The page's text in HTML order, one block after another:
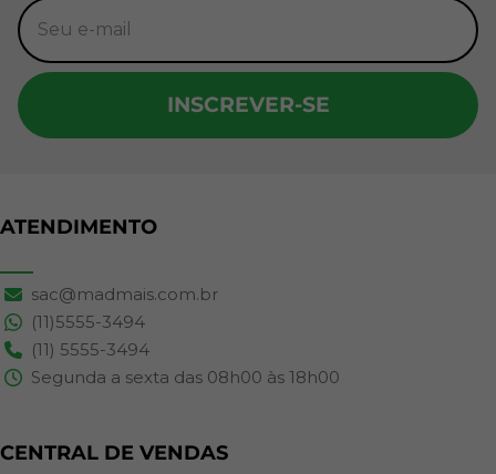
INSCREVER-SE
ATENDIMENTO
sac@madmais.com.br
(11)5555-3494
(11) 5555-3494
Segunda a sexta das 08h00 às 18h00
CENTRAL DE VENDAS